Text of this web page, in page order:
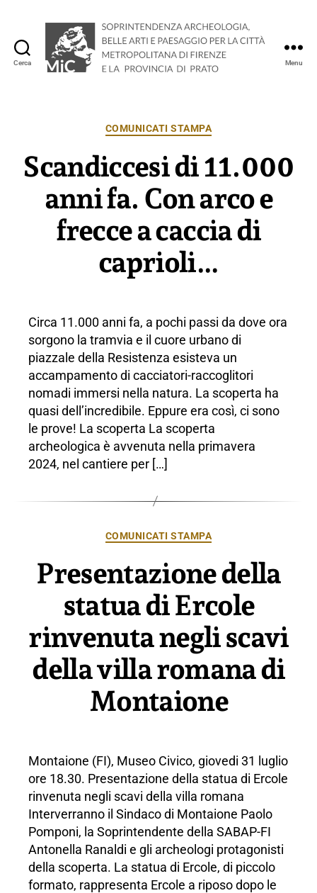
Cerca
Arti
e
Paesaggio
per
la
città
metropolitana
di
Firenze
e
Prato
Menu
Categorie
COMUNICATI STAMPA
Scandiccesi di 11.000
anni fa. Con arco e
frecce a caccia di
caprioli…
Circa 11.000 anni fa, a pochi passi da dove ora
sorgono la tramvia e il cuore urbano di
piazzale della Resistenza esisteva un
accampamento di cacciatori-raccoglitori
nomadi immersi nella natura. La scoperta ha
quasi dell’incredibile. Eppure era così, ci sono
le prove! La scoperta La scoperta
archeologica è avvenuta nella primavera
2024, nel cantiere per […]
Categorie
COMUNICATI STAMPA
Presentazione della
statua di Ercole
rinvenuta negli scavi
della villa romana di
Montaione
Montaione (FI), Museo Civico, giovedi 31 luglio
ore 18.30. Presentazione della statua di Ercole
rinvenuta negli scavi della villa romana
Interverranno il Sindaco di Montaione Paolo
Pomponi, la Soprintendente della SABAP-FI
Antonella Ranaldi e gli archeologi protagonisti
della scoperta. La statua di Ercole, di piccolo
formato, rappresenta Ercole a riposo dopo le